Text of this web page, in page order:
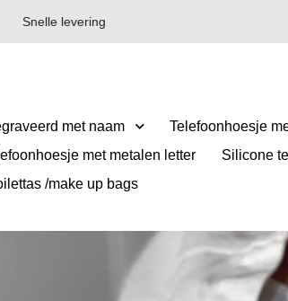
levering
met naam
Telefoonhoesje
met metalen letter
Silicone
/make up bags